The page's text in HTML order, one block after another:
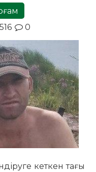
0
кеткен тағы